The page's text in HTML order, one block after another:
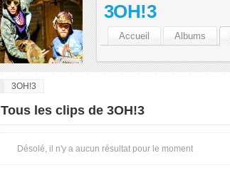
3OH!3
Accueil Albums
3OH!3
Tous les clips de 3OH!3
Désolé, il n'y a aucun résultat pour le moment